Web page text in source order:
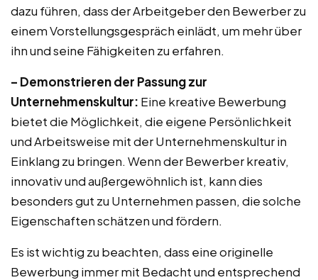
dazu führen, dass der Arbeitgeber den Bewerber zu
einem Vorstellungsgespräch einlädt, um mehr über
ihn und seine Fähigkeiten zu erfahren.
– Demonstrieren der Passung zur
Unternehmenskultur: Eine kreative Bewerbung
bietet die Möglichkeit, die eigene Persönlichkeit
und Arbeitsweise mit der Unternehmenskultur in
Einklang zu bringen. Wenn der Bewerber kreativ,
innovativ und außergewöhnlich ist, kann dies
besonders gut zu Unternehmen passen, die solche
Eigenschaften schätzen und fördern.
Es ist wichtig zu beachten, dass eine originelle
Bewerbung immer mit Bedacht und entsprechend